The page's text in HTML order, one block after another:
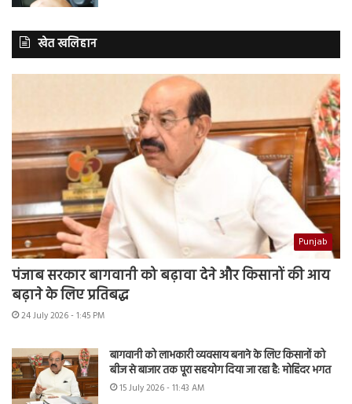
खेत खलिहान
Punjab
पंजाब सरकार बागवानी को बढ़ावा देने और किसानों की आय
बढ़ाने के लिए प्रतिबद्ध
24 July 2026 - 1:45 PM
बागवानी को लाभकारी व्यवसाय बनाने के लिए किसानों को
बीज से बाजार तक पूरा सहयोग दिया जा रहा है: मोहिंदर भगत
15 July 2026 - 11:43 AM